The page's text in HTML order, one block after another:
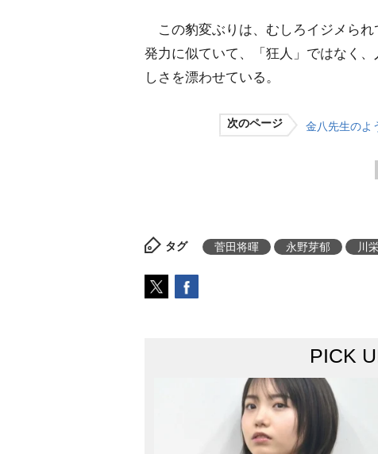
この豹変ぶりは、むしろイジメられ
発力に似ていて、「狂人」ではなく
しさを漂わせている。
次のページ 金八先生のよ
タグ 菅田将暉 永野芽郁 川
PICK